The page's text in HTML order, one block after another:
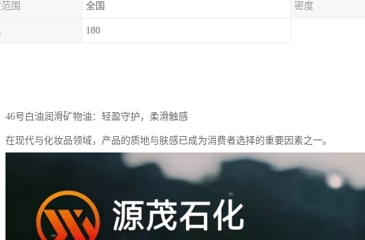
围 全国 密度
180
46号白油润滑矿物油：轻盈守护，柔滑触感
在现代与化妆品领域，产品的质地与肤感已成为消费者选择的重要因素之一。